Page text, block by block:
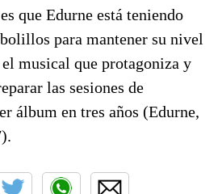
que Edurne está teniendo
para mantener su nivel
musical que protagoniza y
las sesiones de
álbum en tres años (Edurne,